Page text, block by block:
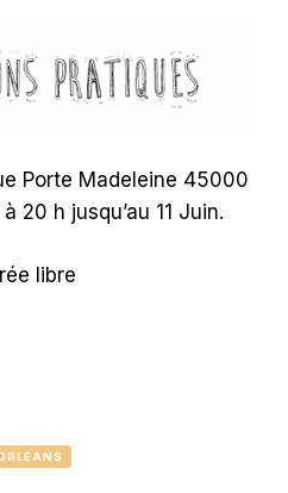
Porte Madeleine 45000
20 h jusqu’au 11 Juin.
libre